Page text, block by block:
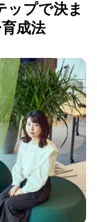
ップで決ま
成法